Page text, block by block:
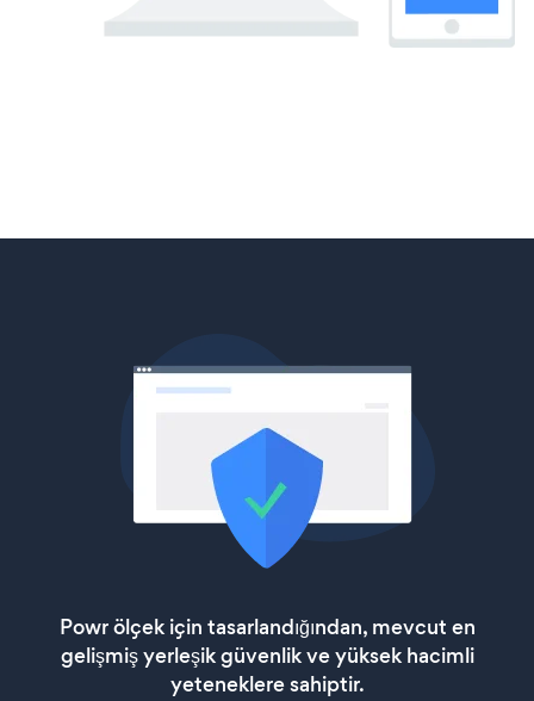
Powr ölçek için tasarlandığından, mevcut en
gelişmiş yerleşik güvenlik ve yüksek hacimli
yeteneklere sahiptir.